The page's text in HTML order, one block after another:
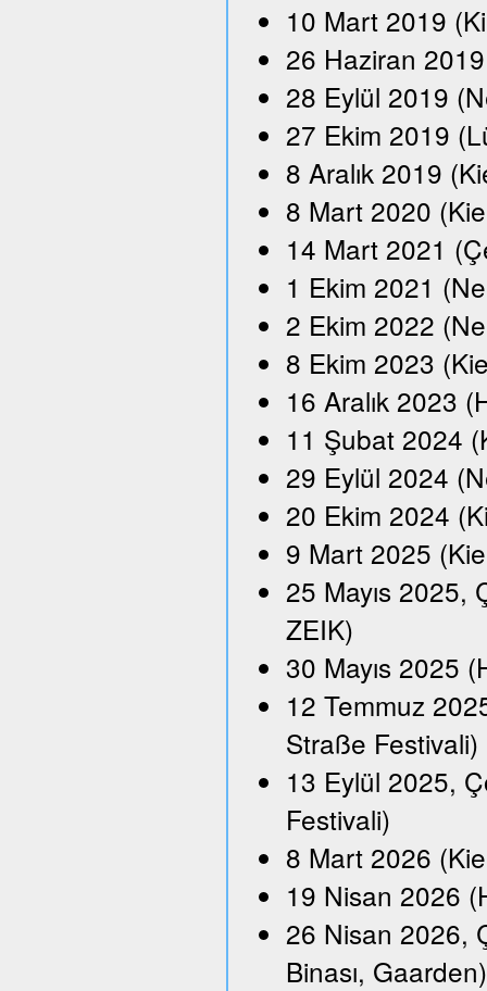
10 Mart 2019
26 Haziran
28 Eylül 2019
27 Ekim 2019
8 Aralık 2019
8 Mart 2020
14 Mart 2021
1 Ekim 2021
2 Ekim 2022
8 Ekim 2023
16 Aralık 2023
11 Şubat 2024
29 Eylül 2024
20 Ekim 2024
9 Mart 2025
25 Mayıs 2025,
ZEIK)
30 Mayıs 2025
12 Temmuz
Straße Festivali)
13 Eylül 2025,
Festivali)
8 Mart 2026
19 Nisan 2026
26 Nisan 2026,
Binası, Gaarden)